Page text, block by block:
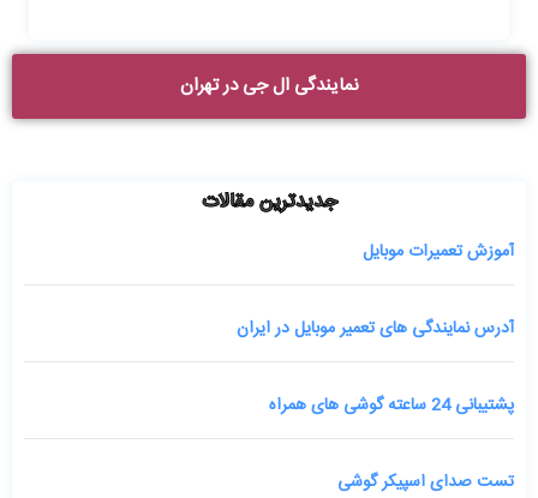
نمایندگی ال جی در تهران
جدیدترین مقالات
آموزش تعمیرات موبایل
آدرس نمایندگی های تعمیر موبایل در ایران
پشتیبانی 24 ساعته گوشی های همراه
تست صدای اسپیکر گوشی